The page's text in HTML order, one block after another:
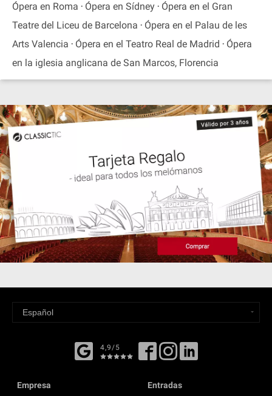
Ópera en Roma
Ópera en Sídney
Ópera en el Gran
Teatre del Liceu de Barcelona
Ópera en el Palau de les
Arts Valencia
Ópera en el Teatro Real de Madrid
Ópera
en la iglesia anglicana de San Marcos, Florencia
4,9/5
Empresa Entradas